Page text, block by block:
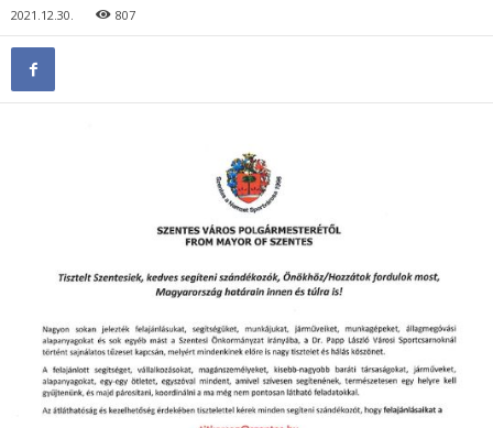
2021.12.30. 807